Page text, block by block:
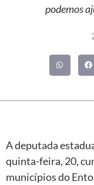
podemos
A deputada
quinta-feira, 20,
municípios do